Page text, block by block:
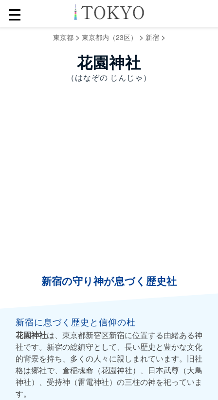
☰
東京都> 東京都内（23区） > 新宿>
花園神社
（はなぞの じんじゃ）
新宿の守り神が息づく歴史社
新宿に息づく歴史と信仰の杜
花園神社は、東京都新宿区新宿に位置する由緒ある神
社です。新宿の総鎮守として、長い歴史と豊かな文化
的背景を持ち、多くの人々に親しまれています。旧社
格は郷社で、倉稲魂命（花園神社）、日本武尊（大鳥
神社）、受持神（雷電神社）の三柱の神を祀っていま
す。